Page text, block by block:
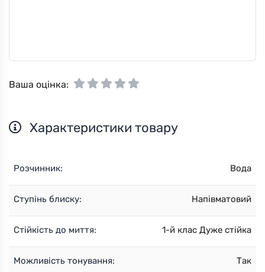
Ваша оцінка:
Характеристики товару
Розчинник: Вода
Ступінь блиску: Напівматовий
Стійкість до миття: 1-й клас Дуже стійка
Можливість тонування: Так